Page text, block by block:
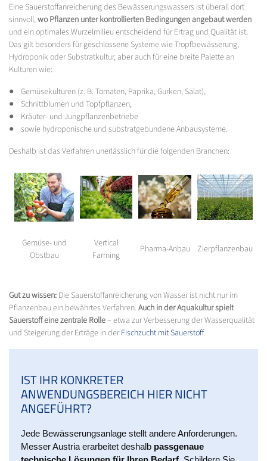
Eine Sauerstoffanreicherung des Bewässerungswassers ist überall dort
sinnvoll,wo Pflanzen unter kontrollierten Bedingungen angebaut werden
und ein optimales Wurzelmilieu entscheidend für Ertrag und Qualität ist.
Das gilt besonders für geschlossene Systeme wie Tropfbewässerung,
Hydroponik oder Substratkultur, aber auch für eine breite Palette an
Kulturen wie:
● Gemüsekulturen (z. B. Tomaten, Paprika, Gurken, Salat),
● Schnittblumen und Topfpflanzen,
● Kräuter- und Jungpflanzenbetriebe
● sowie hydroponische und substratgebundene Anbausysteme.
Deshalb ist das Verfahren unerlässlich für die folgenden Branchen:
Gemüse- und
Obstbau
Vertical
Farming
Pharma-Anbau Zierpflanzenbau
Gut zu wissen: Die Sauerstoffanreicherung von Wasser ist nicht nur im
Pflanzenbau ein bewährtes Verfahren. Auch in der Aquakultur spielt
Sauerstoff eine zentrale Rolle– etwa zur Verbesserung der Wasserqualität
und Steigerung der Erträge in derFischzucht mit Sauerstoff.
IST IHR KONKRETER
ANWENDUNGSBEREICH HIER NICHT
ANGEFÜHRT?
Jede Bewässerungsanlage stellt andere Anforderungen.
Messer Austria erarbeitet deshalb passgenaue